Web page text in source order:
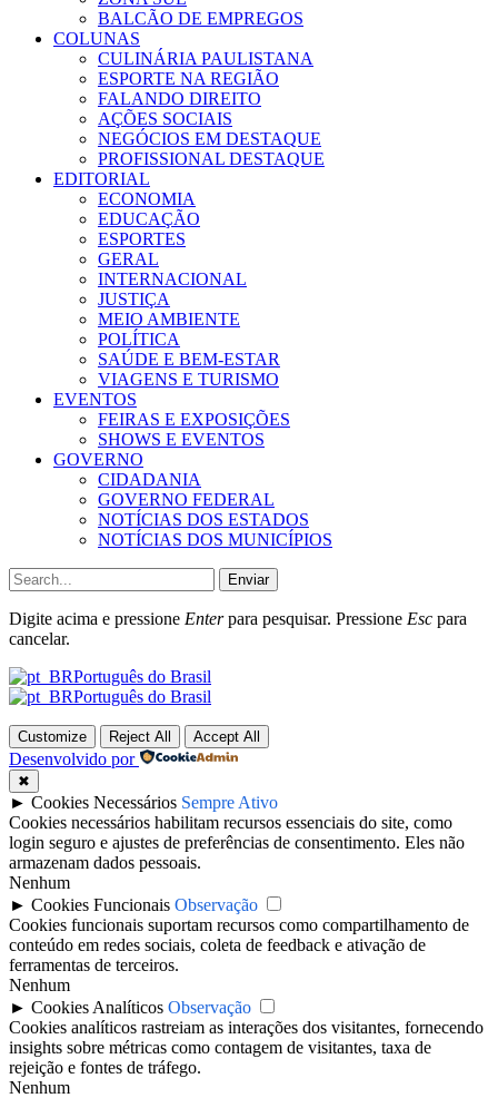
BALCÃO DE EMPREGOS
COLUNAS
CULINÁRIA PAULISTANA
ESPORTE NA REGIÃO
FALANDO DIREITO
AÇÕES SOCIAIS
NEGÓCIOS EM DESTAQUE
PROFISSIONAL DESTAQUE
EDITORIAL
ECONOMIA
EDUCAÇÃO
ESPORTES
GERAL
INTERNACIONAL
JUSTIÇA
MEIO AMBIENTE
POLÍTICA
SAÚDE E BEM-ESTAR
VIAGENS E TURISMO
EVENTOS
FEIRAS E EXPOSIÇÕES
SHOWS E EVENTOS
GOVERNO
CIDADANIA
GOVERNO FEDERAL
NOTÍCIAS DOS ESTADOS
NOTÍCIAS DOS MUNICÍPIOS
Enviar
Digite acima e pressione Enterpara pesquisar. Pressione Esc para
cancelar.
Português do Brasil
Português do Brasil
Customize Reject All Accept All
Desenvolvido por
✖
► Cookies Necessários Sempre Ativo
Cookies necessários habilitam recursos essenciais do site, como
login seguro e ajustes de preferências de consentimento. Eles não
armazenam dados pessoais.
Nenhum
► Cookies Funcionais Observação
Cookies funcionais suportam recursos como compartilhamento de
conteúdo em redes sociais, coleta de feedback e ativação de
ferramentas de terceiros.
Nenhum
► Cookies Analíticos Observação
Cookies analíticos rastreiam as interações dos visitantes, fornecendo
insights sobre métricas como contagem de visitantes, taxa de
rejeição e fontes de tráfego.
Nenhum